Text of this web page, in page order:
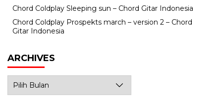
Chord Coldplay Sleeping sun – Chord Gitar Indonesia
Chord Coldplay Prospekts march – version 2 – Chord
Gitar Indonesia
ARCHIVES